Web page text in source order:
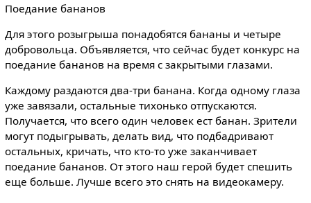
Поедание бананов
Для этого розыгрыша понадобятся бананы и четыре
добровольца. Объявляется, что сейчас будет конкурс на
поедание бананов на время с закрытыми глазами.
Каждому раздаются два-три банана. Когда одному глаза
уже завязали, остальные тихонько отпускаются.
Получается, что всего один человек ест банан. Зрители
могут подыгрывать, делать вид, что подбадривают
остальных, кричать, что кто-то уже заканчивает
поедание бананов. От этого наш герой будет спешить
еще больше. Лучше всего это снять на видеокамеру.